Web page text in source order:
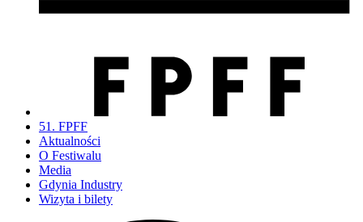
51. FPFF
Aktualności
O Festiwalu
Media
Gdynia Industry
Wizyta i bilety